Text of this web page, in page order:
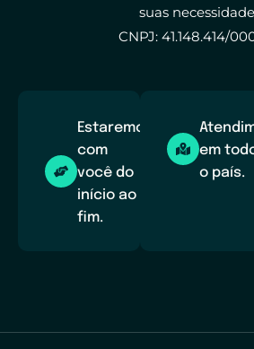
suas
CNPJ: 41.148.414/
Estaremos
com
você do
início ao
fim.
em
o país.